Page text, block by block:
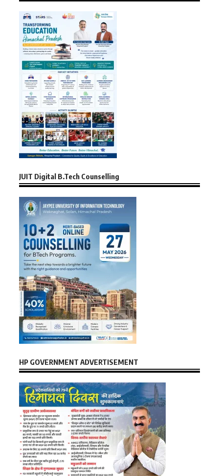
JUIT Digital B.Tech Counselling
HP GOVERNMENT ADVERTISEMENT